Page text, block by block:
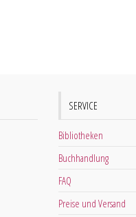
SERVICE
Bibliotheken
Buchhandlung
FAQ
Preise und Versand